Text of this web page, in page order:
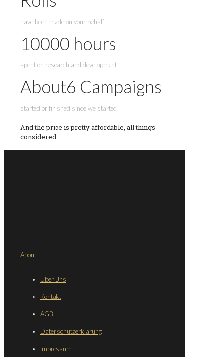
have been made on your behalf
10000 hours
spent on research and development
About6 Campaigns
started or finished since we started
And the price is pretty affordable, all things
considered.
About
Über Uns
Kontakt
AGB
Datenschutzerklärung
Impressum